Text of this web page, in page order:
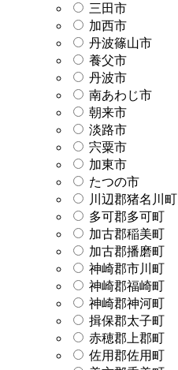
三田市
加西市
丹波篠山市
養父市
丹波市
南あわじ市
朝来市
淡路市
宍粟市
加東市
たつの市
川辺郡猪名川町
多可郡多可町
加古郡稲美町
加古郡播磨町
神崎郡市川町
神崎郡福崎町
神崎郡神河町
揖保郡太子町
赤穂郡上郡町
佐用郡佐用町